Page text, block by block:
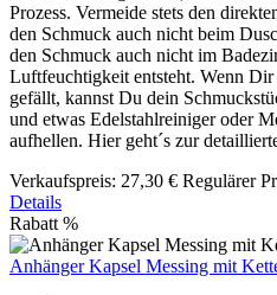
Prozess. Vermeide stets den
den Schmuck auch nicht beim
den Schmuck auch nicht im
Luftfeuchtigkeit entsteht. Wenn
gefällt, kannst Du dein
und etwas Edelstahlreiniger oder
aufhellen. Hier geht´s zur
Verkaufspreis: 27,30 € Regulärer
Details
Rabatt %
Anhänger Kapsel Messing mit